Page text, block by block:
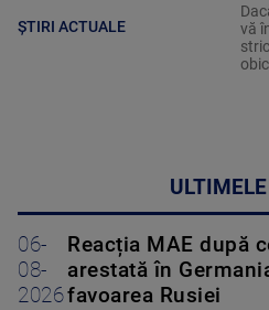
ȘTIRI ACTUALE
vă
06-
08-
2026
Reacția MAE după
arestată în
favoarea Rusiei